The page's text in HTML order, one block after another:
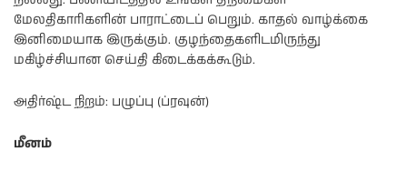
மேலதிகாரிகளின் பாராட்டைப் பெறும். காதல் வாழ்க்கை
இனிமையாக இருக்கும். குழந்தைகளிடமிருந்து
மகிழ்ச்சியான செய்தி கிடைக்கக்கூடும்.
அதிர்ஷ்ட நிறம்: பழுப்பு (ப்ரவுன்)
மீனம்